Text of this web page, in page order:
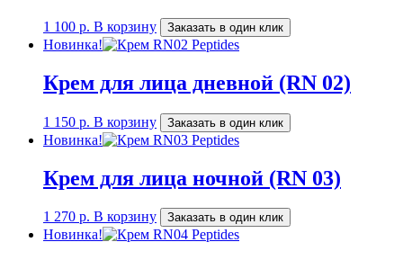
1 100 р. В корзину Заказать в один клик
Новинка!
Крем для лица дневной (RN 02)
1 150 р. В корзину Заказать в один клик
Новинка!
Крем для лица ночной (RN 03)
1 270 р. В корзину Заказать в один клик
Новинка!